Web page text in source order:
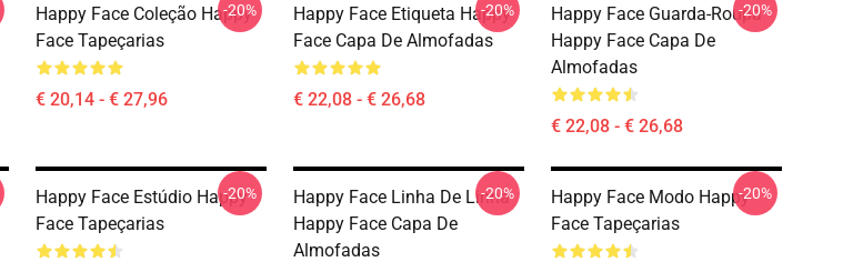
Happy Face Coleção Happy
Face Tapeçarias
€ 20,14 - € 27,96
-20%
Happy Face Etiqueta Happy
Face Capa De Almofadas
€ 22,08 - € 26,68
-20%
Happy Face Guarda-Roupa
Happy Face Capa De
Almofadas
€ 22,08 - € 26,68
-20%
Happy Face Estúdio Happy
Face Tapeçarias
-20%
Happy Face Linha De Linha
Happy Face Capa De
Almofadas
-20%
Happy Face Modo Happy
Face Tapeçarias
-20%